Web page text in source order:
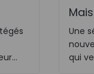
Une
qui